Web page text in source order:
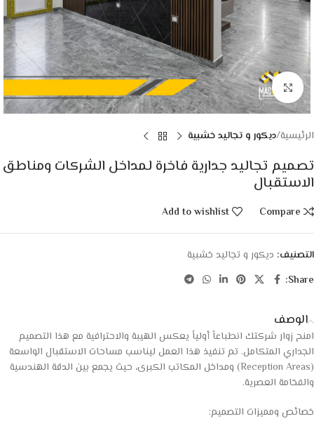
Click to enlarge
الرئيسية ديكور و تجاليد خشبية
تصميم تجاليد جدارية فاخرة لمداخل الشركات ومناطق
الاستقبال
Compare
Add to wishlist
التصنيف: ديكور و تجاليد خشبية
Share:
الوصف
امنح زوار شركتك انطباعاً أولياً يعكس الهيبة والاحترافية مع هذا التصميم
الجداري المتكامل. تم تنفيذ هذا العمل ليناسب مساحات الاستقبال الواسعة
(Reception Areas) ومداخل المكاتب الكبرى، حيث يجمع بين الدقة الهندسية
والفخامة العصرية.
خصائص ومميزات التصميم: